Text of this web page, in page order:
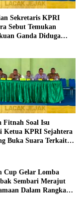
Sekretaris KPRI
Sebut Temukan
Ganda Diduga
Fitnah Soal Isu
Ketua KPRI Sejahtera
Buka Suara Terkait
Cup Gelar Lomba
Sembari Merajut
Dalam Rangka